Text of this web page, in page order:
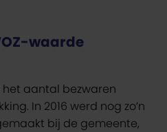
waarde
aantal bezwaren
In 2016 werd nog zo’n
bij de gemeente,